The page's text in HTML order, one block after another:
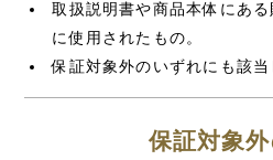
取扱説明書や商品本体にあ
に使用されたもの。
保証対象外のいずれにも該当
保証対象